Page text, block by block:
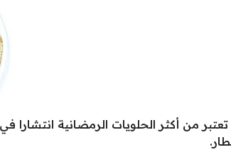
من أكثر الحلويات الرمضانية انتشارا